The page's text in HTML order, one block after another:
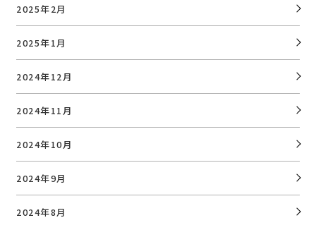
2025年2月
2025年1月
2024年12月
2024年11月
2024年10月
2024年9月
2024年8月